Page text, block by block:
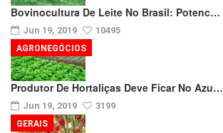
Bovinocultura De Leite No Brasil: Potenc…
Jun 19, 2019 10495
Produtor De Hortaliças Deve Ficar No Azu…
Jun 19, 2019 3199
AGRONEGÓCIOS
GERAIS